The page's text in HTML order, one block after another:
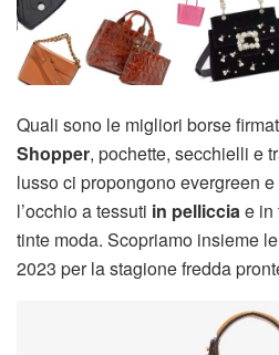
Quali sono le migliori borse
Shopper, pochette, secchielli e
lusso ci propongono evergreen
l’occhio a tessuti in pelliccia e in
tinte moda. Scopriamo insieme
2023 per la stagione fredda